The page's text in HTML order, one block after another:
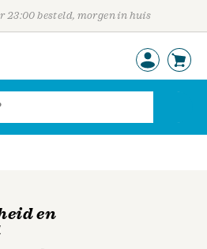
23:00 besteld, morgen in huis
en